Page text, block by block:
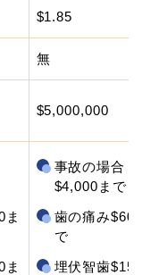
$1.85
無
$5,000,000
ま
ま
事故の場合
$4,000まで
歯の痛み
で
埋伏智歯